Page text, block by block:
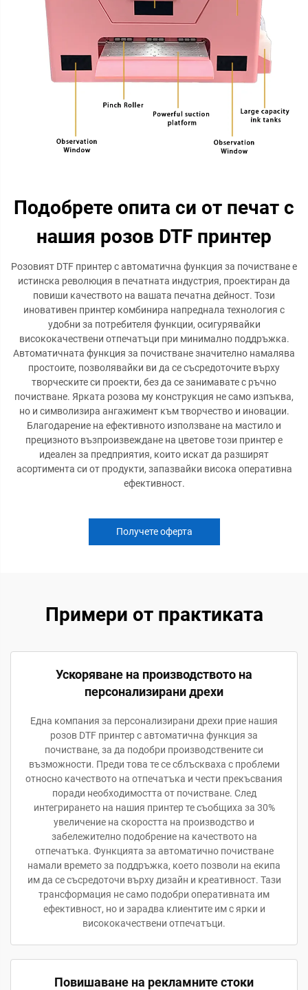
Подобрете опита си от печат с
нашия розов DTF принтер
Розовият DTF принтер с автоматична функция за почистване е
истинска революция в печатната индустрия, проектиран да
повиши качеството на вашата печатна дейност. Този
иновативен принтер комбинира напреднала технология с
удобни за потребителя функции, осигурявайки
висококачествени отпечатъци при минимално поддръжка.
Автоматичната функция за почистване значително намалява
простоите, позволявайки ви да се съсредоточите върху
творческите си проекти, без да се занимавате с ръчно
почистване. Ярката розова му конструкция не само изпъква,
но и символизира ангажимент към творчество и иновации.
Благодарение на ефективното използване на мастило и
прецизното възпроизвеждане на цветове този принтер е
идеален за предприятия, които искат да разширят
асортимента си от продукти, запазвайки висока оперативна
ефективност.
Получете оферта
Примери от практиката
Ускоряване на производството на
персонализирани дрехи
Една компания за персонализирани дрехи прие нашия
розов DTF принтер с автоматична функция за
почистване, за да подобри производствените си
възможности. Преди това те се сблъскваха с проблеми
относно качеството на отпечатъка и чести прекъсвания
поради необходимостта от почистване. След
интегрирането на нашия принтер те съобщиха за 30%
увеличение на скоростта на производство и
забележително подобрение на качеството на
отпечатъка. Функцията за автоматично почистване
намали времето за поддръжка, което позволи на екипа
им да се съсредоточи върху дизайн и креативност. Тази
трансформация не само подобри оперативната им
ефективност, но и зарадва клиентите им с ярки и
висококачествени отпечатъци.
Повишаване на рекламните стоки